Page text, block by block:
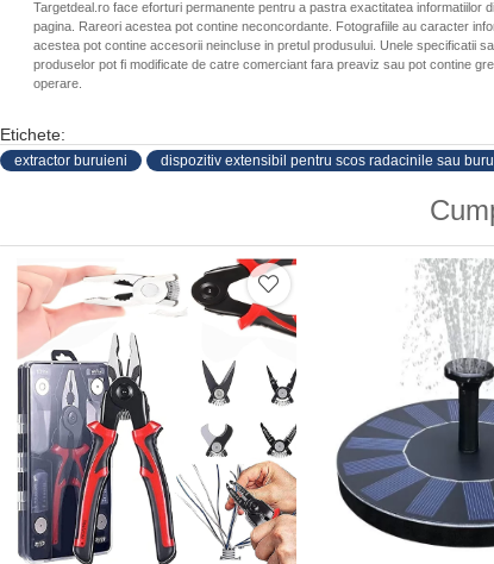
Targetdeal.ro face eforturi permanente pentru a pastra exactitatea informatiilor
pagina. Rareori acestea pot contine neconcordante. Fotografiile au caracter
acestea pot contine accesorii neincluse in pretul produsului. Unele specificatii
produselor pot fi modificate de catre comerciant fara preaviz sau pot contine
operare.
Etichete:
extractor buruieni dispozitiv extensibil pentru scos radacinile sau